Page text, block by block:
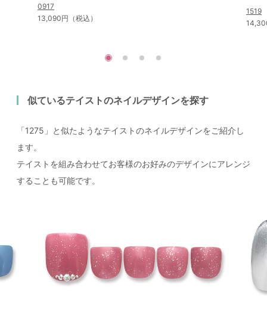
0917
13,090円（税込）
1519
似ているテイストのネイルデザインを探す
「1275」と似たようなテイストのネイルデザインをご紹介し
ます。
テイストを組み合わせてお客様のお好みのデザインにアレンジ
することも可能です。